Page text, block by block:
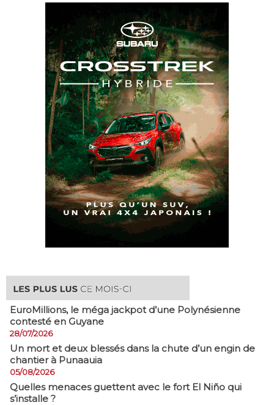
EuroMillions, ​le méga jackpot d’une Polynésienne
contesté en Guyane
28/07/2026
​Un mort et deux blessés dans la chute d’un engin de
chantier à Punaauia
05/08/2026
Quelles menaces guettent avec le fort El Niño qui
s’installe ?